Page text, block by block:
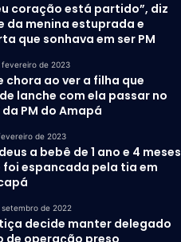
coração está partido”, diz
da menina estuprada e
que sonhava em ser PM
fevereiro de 2023
chora ao ver a filha que
lanche com ela passar no
da PM do Amapá
de 2023
a bebê de 1 ano e 4 meses
foi espancada pela tia em
setembro de 2022
decide manter delegado
de operação preso